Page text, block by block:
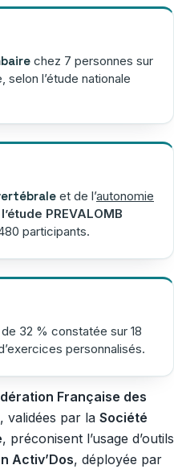
chez 7 personnes sur
selon l’étude nationale
et de l’autonomie
l’étude PREVALOMB
participants.
32 % constatée sur 18
personnalisés.
Française des
, validées par la Société
, préconisent l’usage d’outils
Activ’Dos, déployée par